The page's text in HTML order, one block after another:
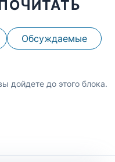
Обсуждаемые
дойдете до этого блока.